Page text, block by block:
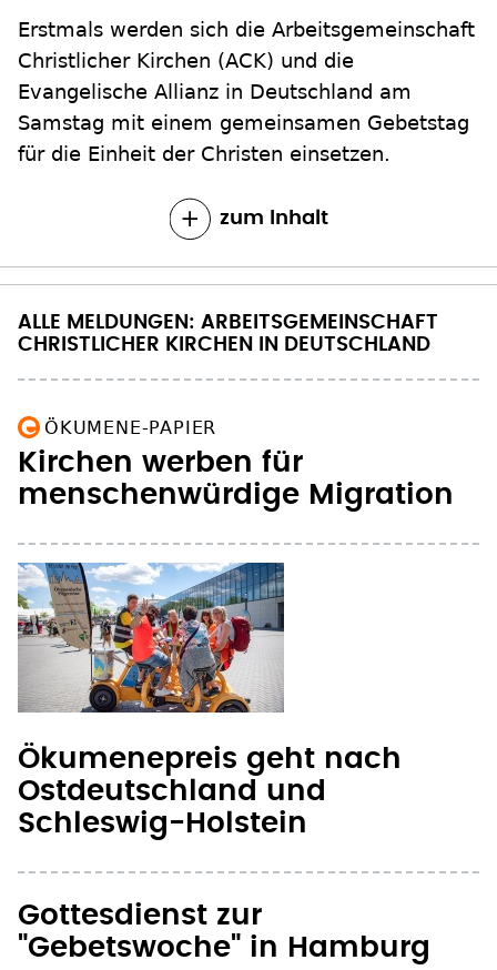
Erstmals werden sich die Arbeitsgemeinschaft
Christlicher Kirchen (ACK) und die
Evangelische Allianz in Deutschland am
Samstag mit einem gemeinsamen Gebetstag
für die Einheit der Christen einsetzen.
zum Inhalt
ALLE MELDUNGEN: ARBEITSGEMEINSCHAFT
CHRISTLICHER KIRCHEN IN DEUTSCHLAND
ÖKUMENE-PAPIER
Kirchen werben für
menschenwürdige Migration
Ökumenepreis geht nach
Ostdeutschland und
Schleswig-Holstein
Gottesdienst zur
"Gebetswoche" in Hamburg